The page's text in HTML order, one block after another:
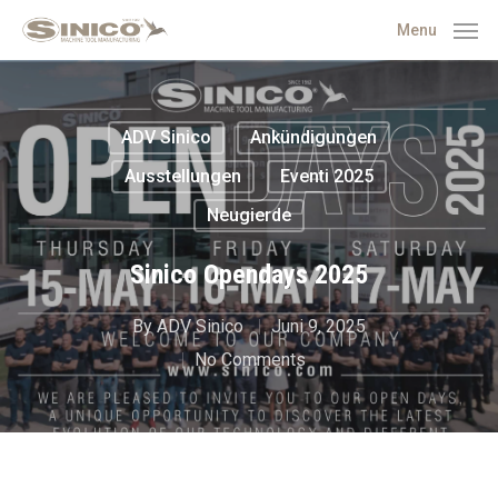
Menu
ADV Sinico
Ankündigungen
Ausstellungen
Eventi 2025
Neugierde
Sinico Opendays 2025
ByADV Sinico
Juni 9, 2025
No Comments